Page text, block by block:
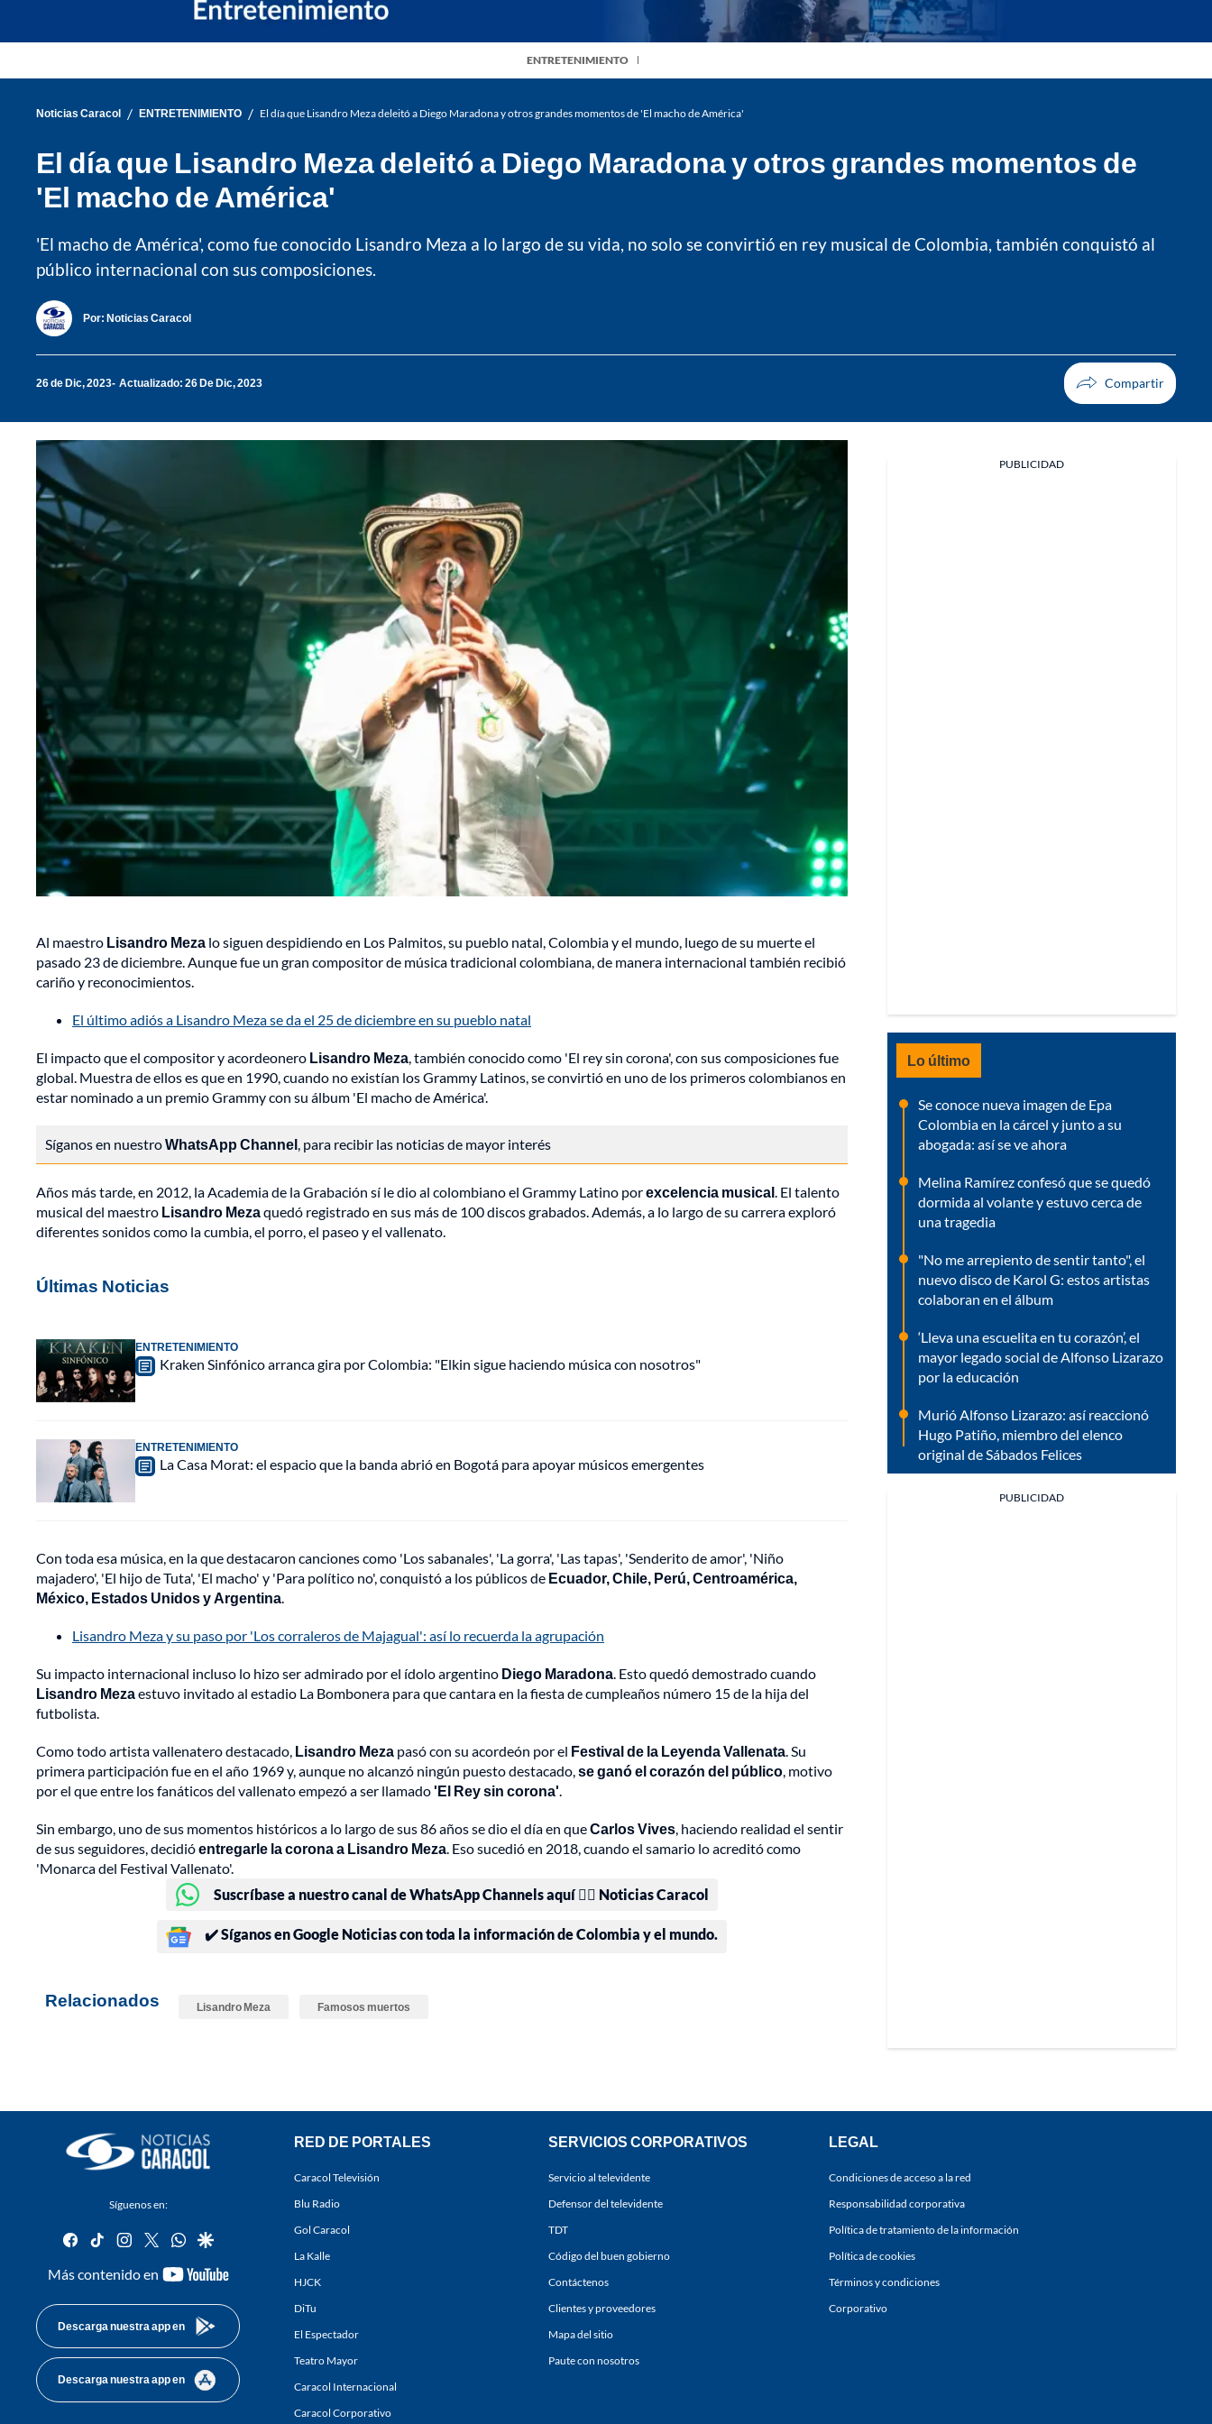
ENTRETENIMIENTO
Noticias Caracol / ENTRETENIMIENTO / El día que Lisandro Meza deleitó a Diego Maradona y otros grandes momentos de 'El macho de América'
El día que Lisandro Meza deleitó a Diego Maradona y otros grandes momentos de
'El macho de América'
'El macho de América', como fue conocido Lisandro Meza a lo largo de su vida, no solo se convirtió en rey musical de Colombia, también conquistó al
público internacional con sus composiciones.
Por: Noticias Caracol
26 de Dic, 2023 Actualizado: 26 De Dic, 2023
Al maestro Lisandro Meza lo siguen despidiendo en Los Palmitos, su pueblo natal, Colombia y el mundo, luego de su muerte el
pasado 23 de diciembre. Aunque fue un gran compositor de música tradicional colombiana, de manera internacional también recibió
cariño y reconocimientos.
El último adiós a Lisandro Meza se da el 25 de diciembre en su pueblo natal
El impacto que el compositor y acordeonero Lisandro Meza, también conocido como 'El rey sin corona', con sus composiciones fue
global. Muestra de ellos es que en 1990, cuando no existían los Grammy Latinos, se convirtió en uno de los primeros colombianos en
estar nominado a un premio Grammy con su álbum 'El macho de América'.
Síganos en nuestroWhatsApp Channel, para recibir las noticias de mayor interés
Años más tarde, en 2012, la Academia de la Grabación sí le dio al colombiano el Grammy Latino porexcelencia musical. El talento
musical del maestro Lisandro Mezaquedó registrado en sus más de 100 discos grabados. Además, a lo largo de su carrera exploró
diferentes sonidos como la cumbia, el porro, el paseo y el vallenato.
Últimas Noticias
ENTRETENIMIENTO
Kraken Sinfónico arranca gira por Colombia: "Elkin sigue haciendo música con nosotros"
ENTRETENIMIENTO
La Casa Morat: el espacio que la banda abrió en Bogotá para apoyar músicos emergentes
Con toda esa música, en la que destacaron canciones como 'Los sabanales', 'La gorra', 'Las tapas', 'Senderito de amor', 'Niño
majadero', 'El hijo de Tuta', 'El macho' y 'Para político no', conquistó a los públicos de Ecuador, Chile, Perú, Centroamérica,
México, Estados Unidos y Argentina.
Lisandro Meza y su paso por 'Los corraleros de Majagual': así lo recuerda la agrupación
Su impacto internacional incluso lo hizo ser admirado por el ídolo argentino Diego Maradona. Esto quedó demostrado cuando
Lisandro Mezaestuvo invitado al estadio La Bombonera para que cantara en la fiesta de cumpleaños número 15 de la hija del
futbolista.
Como todo artista vallenatero destacado, Lisandro Meza pasó con su acordeón por el Festival de la Leyenda Vallenata. Su
primera participación fue en el año 1969 y, aunque no alcanzó ningún puesto destacado,se ganó el corazón del público, motivo
por el que entre los fanáticos del vallenato empezó a ser llamado'El Rey sin corona'.
Sin embargo, uno de sus momentos históricos a lo largo de sus 86 años se dio el día en queCarlos Vives, haciendo realidad el sentir
de sus seguidores, decidióentregarle la corona a Lisandro Meza. Eso sucedió en 2018, cuando el samario lo acreditó como
'Monarca del Festival Vallenato'.
Suscríbase a nuestro canal de WhatsApp Channels aquí 👉🏻 Noticias Caracol
✔️ Síganos en Google Noticias con toda la información de Colombia y el mundo.
Relacionados Lisandro Meza Famosos muertos
PUBLICIDAD
Lo último
Se conoce nueva imagen de Epa
Colombia en la cárcel y junto a su
abogada: así se ve ahora
Melina Ramírez confesó que se quedó
dormida al volante y estuvo cerca de
una tragedia
"No me arrepiento de sentir tanto", el
nuevo disco de Karol G: estos artistas
colaboran en el álbum
‘Lleva una escuelita en tu corazón’, el
mayor legado social de Alfonso Lizarazo
por la educación
Murió Alfonso Lizarazo: así reaccionó
Hugo Patiño, miembro del elenco
original de Sábados Felices
PUBLICIDAD
Síguenos en:
facebook
tiktok instagram
twitterwhatsapp
google
Más contenido en
youtube-
Descarga nuestra app en
Descarga nuestra app en
RED DE PORTALES
Caracol Televisión
Blu Radio
Gol Caracol
La Kalle
HJCK
DiTu
El Espectador
Teatro Mayor
Caracol Internacional
Caracol Corporativo
SERVICIOS CORPORATIVOS
Servicio al televidente
Defensor del televidente
TDT
Código del buen gobierno
Contáctenos
Clientes y proveedores
Mapa del sitio
Paute con nosotros
LEGAL
Condiciones de acceso a la red
Responsabilidad corporativa
Política de tratamiento de la información
Política de cookies
Términos y condiciones
Corporativo